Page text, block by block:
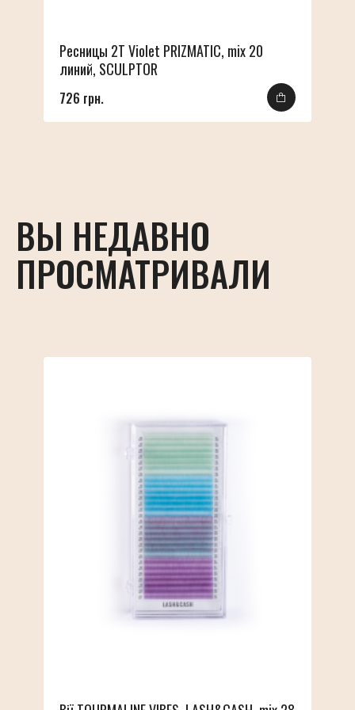
Ресницы 2T Violet PRIZMATIC, mix 20
линий, SCULPTOR
726 грн.
ВЫ НЕДАВНО
ПРОСМАТРИВАЛИ